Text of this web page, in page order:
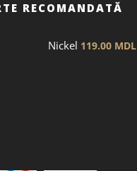
RECOMANDATĂ
Nickel 119.00 MDL